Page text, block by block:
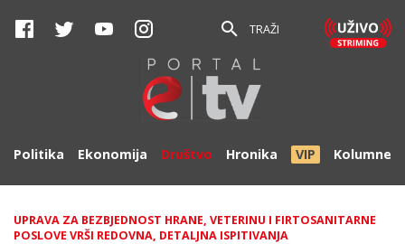
TRAŽI
Politika Ekonomija Društvo Hronika VIP Kolumne
UPRAVA ZA BEZBJEDNOST HRANE, VETERINU I FIRTOSANITARNE
POSLOVE VRŠI REDOVNA, DETALJNA ISPITIVANJA